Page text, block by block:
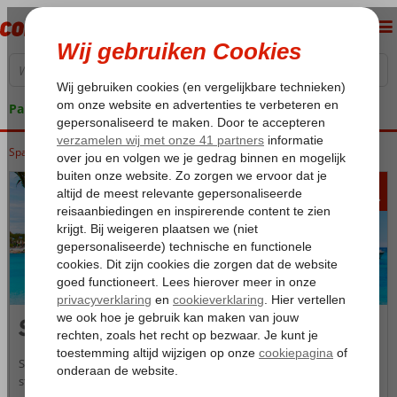
Pakketgarantie
Home
Spanje Balearen Santa Eulalia
va 340 p.p.
Santa Eulalia
Santa Eulalia is de derde grootste badplaats van Ibiza die bekend
staat als gastronomisch en cultureel centrum van het eiland. Je vindt